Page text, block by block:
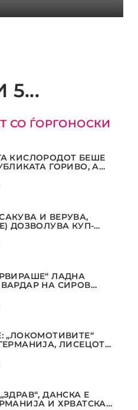
5...
СО ЃОРГОНОСКИ
КИСЛОРОДОТ БЕШЕ
ГОРИВО, А
И ВЕРУВА,
ДОЗВОЛУВА КУП-
ЛАДНА
НА СИРОВ
„ЛОКОМОТИВИТЕ“
ЛИСЕЦОТ
ДАНСКА Е
И ХРВАТСКА